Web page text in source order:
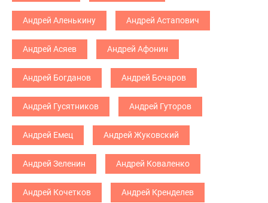
Андрей Аленькину Андрей Астапович
Андрей Асяев Андрей Афонин
Андрей Богданов Андрей Бочаров
Андрей Гусятников Андрей Гуторов
Андрей Емец Андрей Жуковский
Андрей Зеленин Андрей Коваленко
Андрей Кочетков Андрей Кренделев